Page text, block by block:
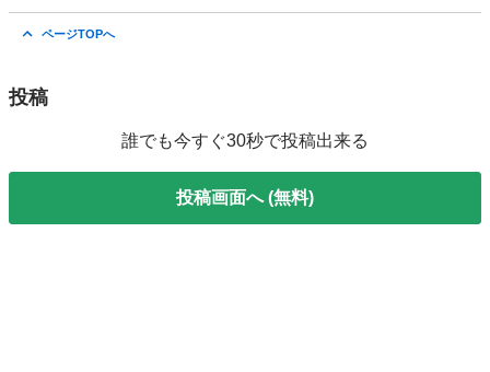
ページTOPへ
投稿
誰でも今すぐ30秒で投稿出来る
投稿画面へ (無料)